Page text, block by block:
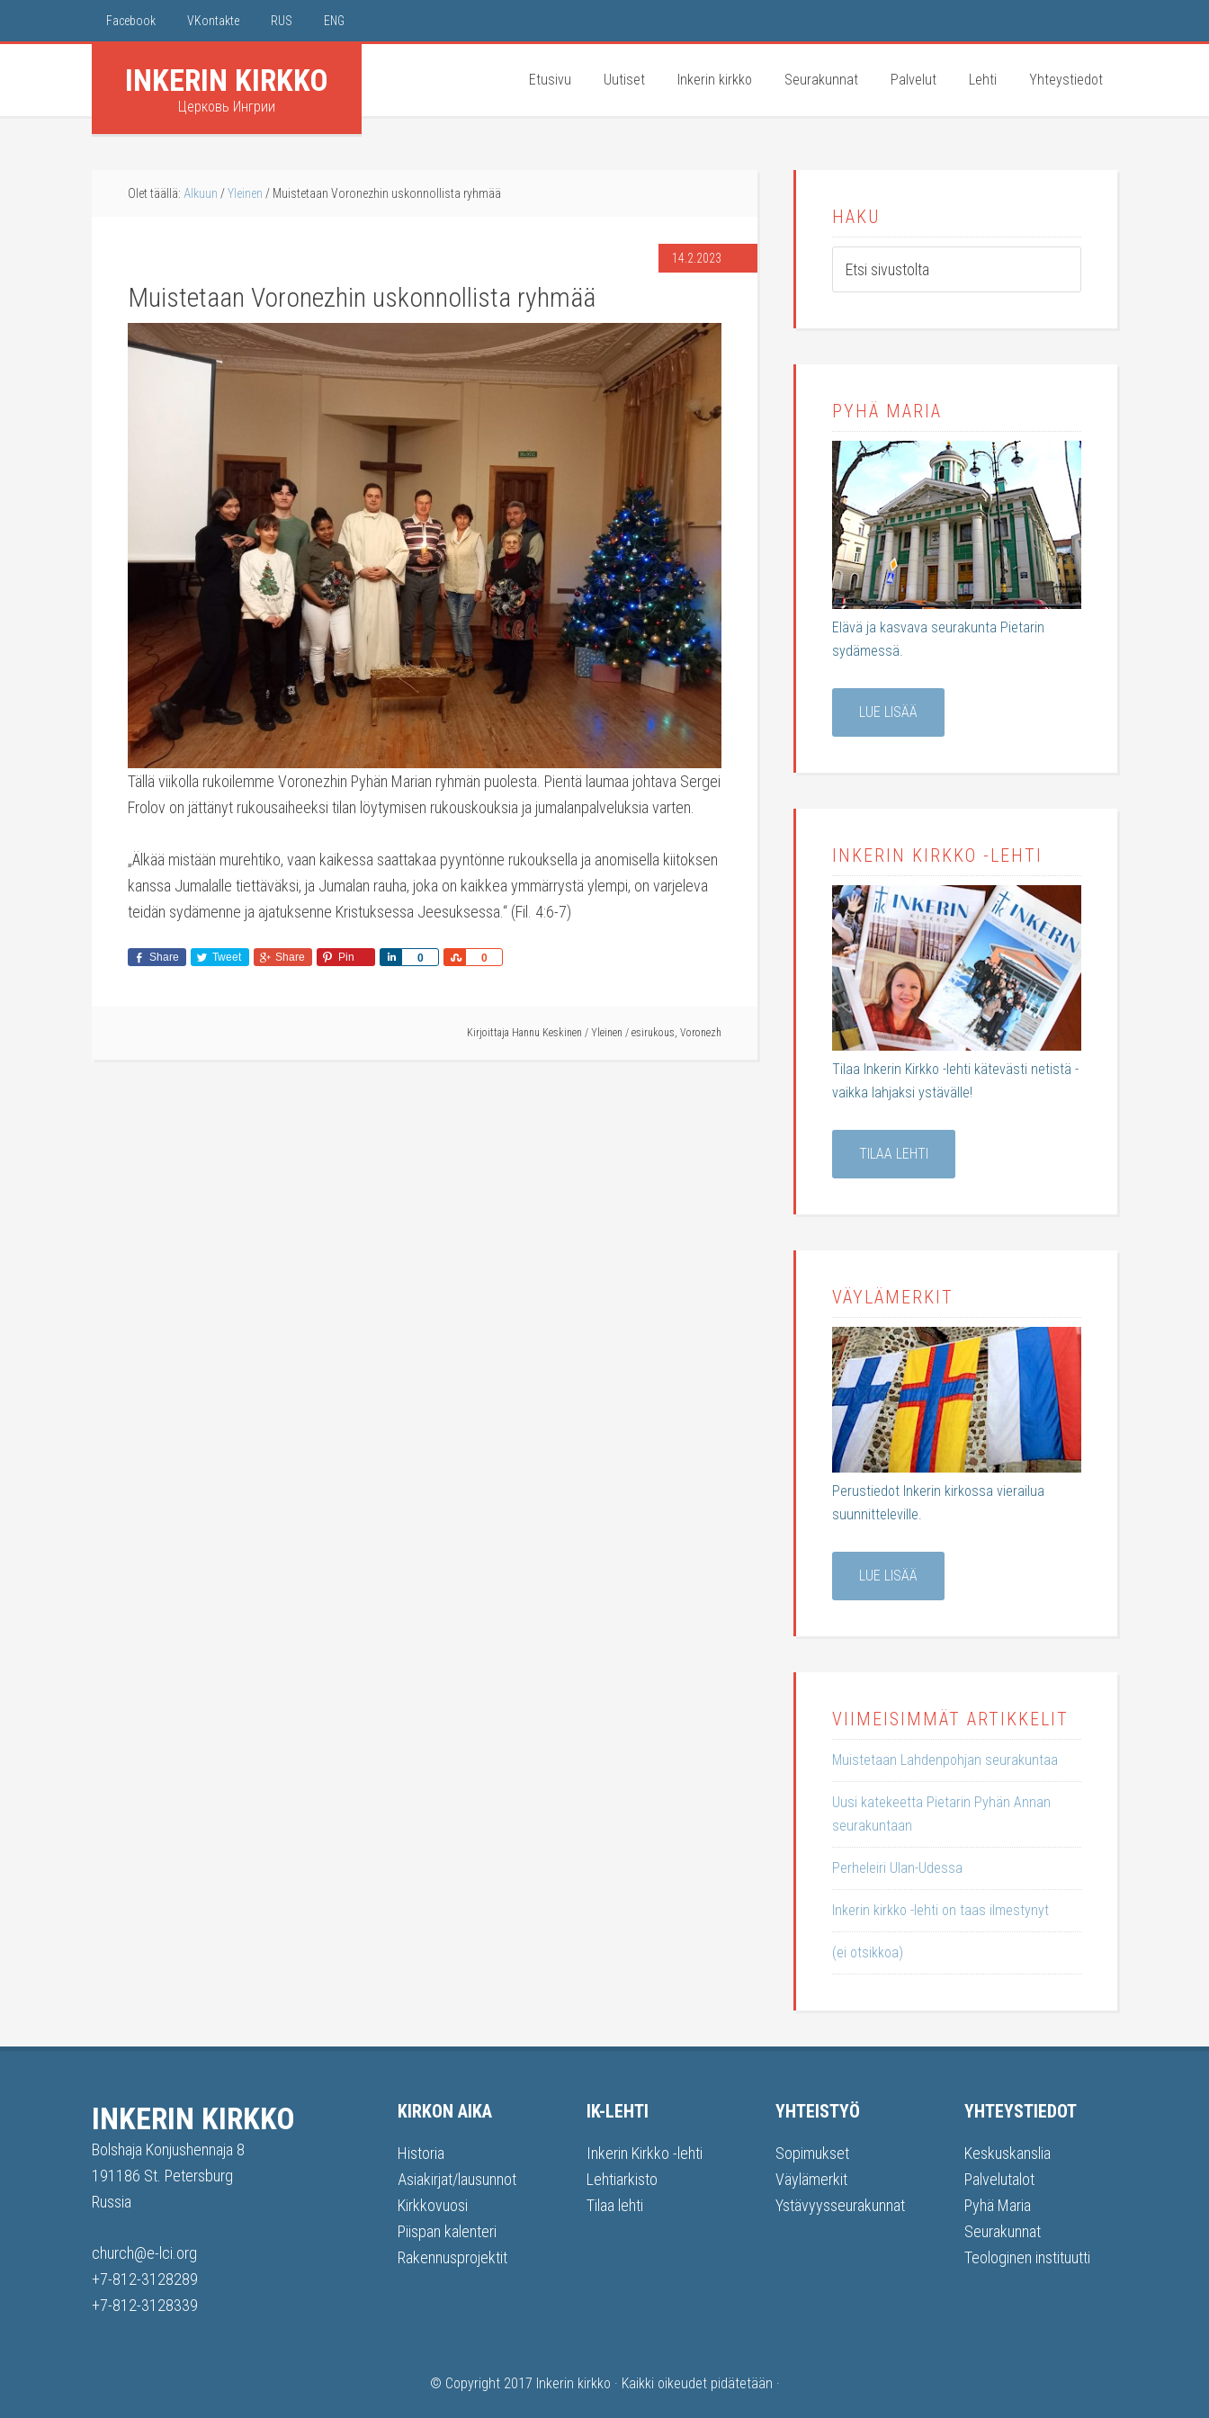
Facebook VKontakte RUS ENG
INKERIN KIRKKO
Церковь Ингрии
Etusivu Uutiset Inkerin kirkko Seurakunnat Palvelut Lehti Yhteystiedot
Olet täällä: Alkuun /Yleinen / Muistetaan Voronezhin uskonnollista ryhmää
14.2.2023
Muistetaan Voronezhin uskonnollista ryhmää
Tällä viikolla rukoilemme Voronezhin Pyhän Marian ryhmän puolesta. Pientä laumaa johtava Sergei
Frolov on jättänyt rukousaiheeksi tilan löytymisen rukouskouksia ja jumalanpalveluksia varten.
„Älkää mistään murehtiko, vaan kaikessa saattakaa pyyntönne rukouksella ja anomisella kiitoksen
kanssa Jumalalle tiettäväksi, ja Jumalan rauha, joka on kaikkea ymmärrystä ylempi, on varjeleva
teidän sydämenne ja ajatuksenne Kristuksessa Jeesuksessa.“ (Fil. 4:6-7)
Share Tweet Share Pin 0
Share 0
Share
Kirjoittaja Hannu Keskinen / Yleinen / esirukous, Voronezh
HAKU
PYHÄ MARIA
Elävä ja kasvava seurakunta Pietarin
sydämessä.
LUE LISÄÄ
INKERIN KIRKKO -LEHTI
Tilaa Inkerin Kirkko -lehti kätevästi netistä -
vaikka lahjaksi ystävälle!
TILAA LEHTI
VÄYLÄMERKIT
Perustiedot Inkerin kirkossa vierailua
suunnitteleville.
LUE LISÄÄ
VIIMEISIMMÄT ARTIKKELIT
Muistetaan Lahdenpohjan seurakuntaa
Uusi katekeetta Pietarin Pyhän Annan
seurakuntaan
Perheleiri Ulan-Udessa
Inkerin kirkko -lehti on taas ilmestynyt
(ei otsikkoa)
INKERIN KIRKKO
Bolshaja Konjushennaja 8
191186 St. Petersburg
Russia
church@e-lci.org
+7-812-3128289
+7-812-3128339
KIRKON AIKA
Historia
Asiakirjat/lausunnot
Kirkkovuosi
Piispan kalenteri
Rakennusprojektit
IK-LEHTI
Inkerin Kirkko -lehti
Lehtiarkisto
Tilaa lehti
YHTEISTYÖ
Sopimukset
Väylämerkit
Ystävyysseurakunnat
YHTEYSTIEDOT
Keskuskanslia
Palvelutalot
Pyhä Maria
Seurakunnat
Teologinen instituutti
© Copyright 2017 Inkerin kirkko · Kaikki oikeudet pidätetään ·